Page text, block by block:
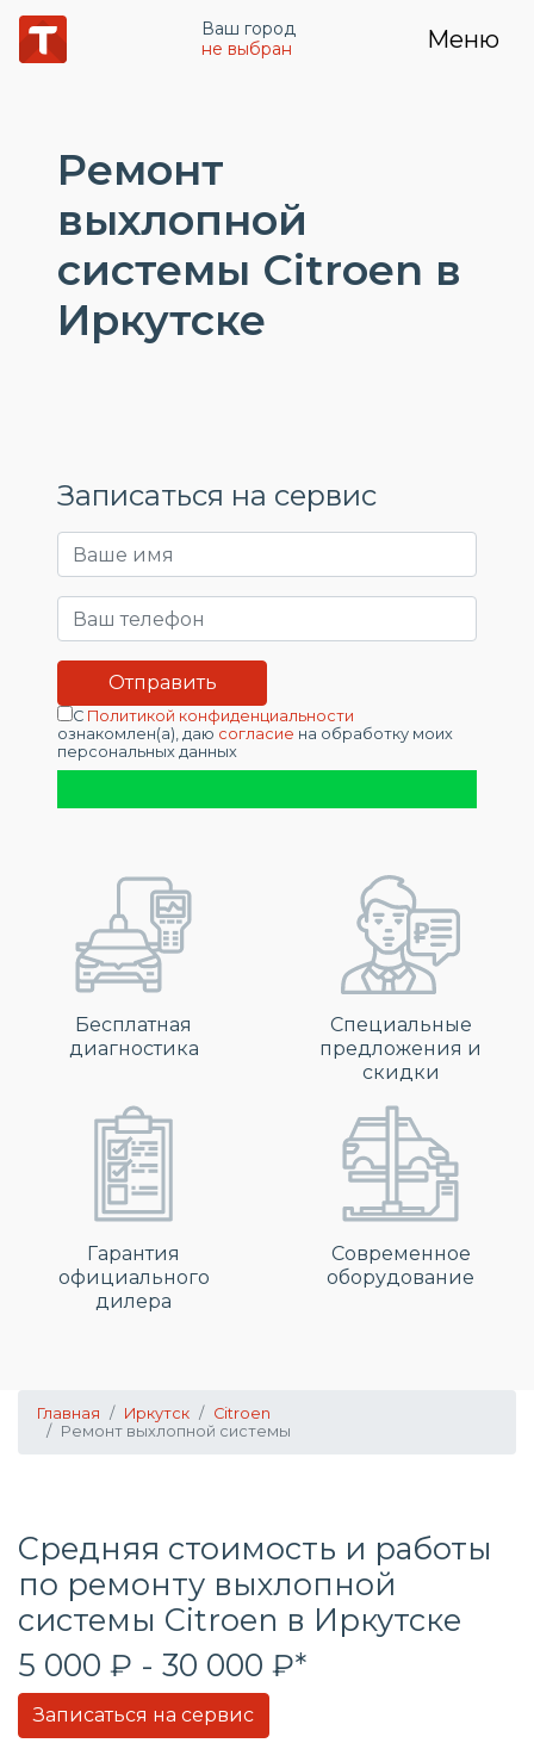
Ваш город
не выбран
Меню
Ремонт
выхлопной
системы Citroen в
Иркутске
Записаться на сервис
С Политикой конфиденциальности
ознакомлен(а), даю согласие на обработку моих
персональных данных
Бесплатная
диагностика
Специальные
предложения и
скидки
Гарантия
официального
дилера
Современное
оборудование
Главная Иркутск
Citroen
Ремонт выхлопной системы
Средняя стоимость и работы
по ремонту выхлопной
системы Citroen в Иркутске
5 000 ₽ - 30 000 ₽*
Записаться на сервис